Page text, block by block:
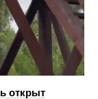
открыт